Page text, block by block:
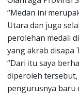
“Medan ini
Utara dan juga
perolehan medali
yang akrab disapa
“Dari itu saya
diperoleh
pengurusnya baru